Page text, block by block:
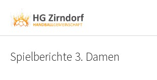
Spielberichte 3. Damen